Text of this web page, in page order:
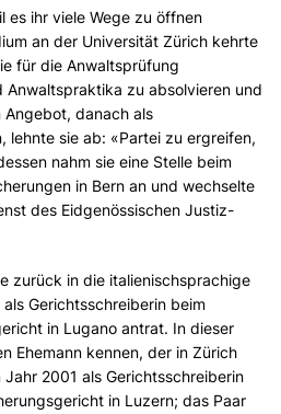
es ihr viele Wege zu öffnen
an der Universität Zürich kehrte
für die Anwaltsprüfung
Anwaltspraktika zu absolvieren und
Angebot, danach als
lehnte sie ab: «Partei zu ergreifen,
nahm sie eine Stelle beim
in Bern an und wechselte
des Eidgenössischen Justiz-
zurück in die italienischsprachige
Gerichtsschreiberin beim
in Lugano antrat. In dieser
Ehemann kennen, der in Zürich
2001 als Gerichtsschreiberin
in Luzern; das Paar